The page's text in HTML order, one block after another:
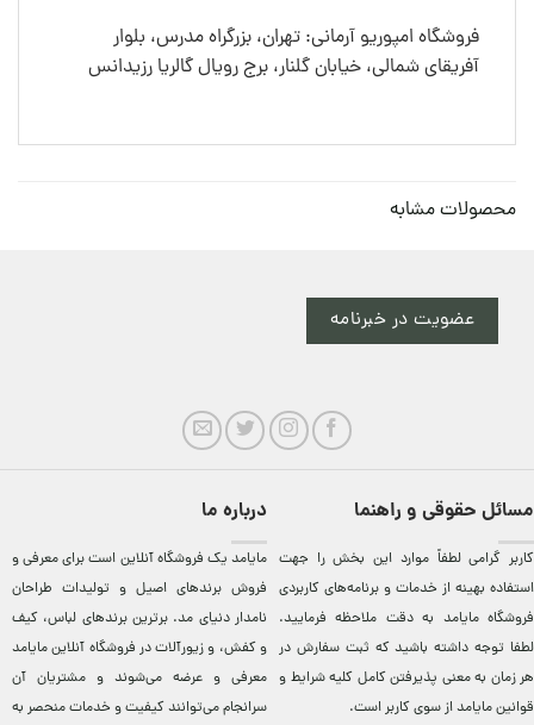
فروشگاه امپوریو آرمانی: تهران، بزرگراه مدرس، بلوار
آفریقای شمالی، خیابان گلنار، برج رویال گالریا رزیدانس
محصولات مشابه
عضویت در خبرنامه
مسائل حقوقی و راهنما
کاربر گرامی لطفاً موارد این بخش را جهت
استفاده بهینه از خدمات و برنامه‌‏های کاربردی
فروشگاه مایامد به دقت ملاحظه فرمایید.
لطفا توجه داشته باشید که ثبت سفارش در
هر زمان به معنی پذیرفتن کامل کلیهشرایط و
قوانین مایامداز سوی کاربر است.
درباره ما
مایامد يک فروشگاه آنلاين است برای معرفی و
فروش برندهای اصيل و توليدات طراحان
نامدار دنيای مد. برترين‌ برندهای لباس، کيف
و کفش، و زيورآلات در فروشگاه آنلاين مایامد
معرفی و عرضه می‌شوند و مشتريان آن
سرانجام می‌توانند کيفيت و خدمات منحصر به